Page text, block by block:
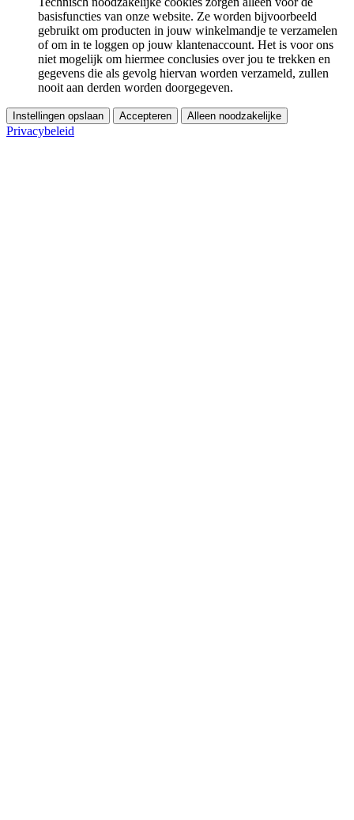
basisfuncties van onze website. Ze worden bijvoorbeeld
gebruikt om producten in jouw winkelmandje te verzamelen
of om in te loggen op jouw klantenaccount. Het is voor ons
niet mogelijk om hiermee conclusies over jou te trekken en
gegevens die als gevolg hiervan worden verzameld, zullen
nooit aan derden worden doorgegeven.
Instellingen opslaan Accepteren Alleen noodzakelijke
Privacybeleid